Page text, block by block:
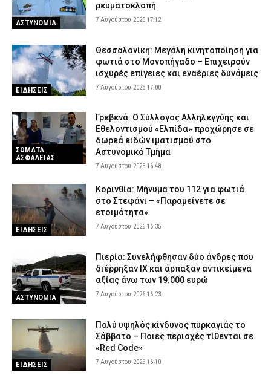
ΑΣΤΥΝΟΜΙΑ
ρευματοκλοπή
7 Αυγούστου 2026 17:12
ΕΙΔΗΣΕΙΣ
Θεσσαλονίκη: Μεγάλη κινητοποίηση για
φωτιά στο Μονοπήγαδο – Επιχειρούν
ισχυρές επίγειες και εναέριες δυνάμεις
7 Αυγούστου 2026 17:00
ΣΩΜΑΤΑ
ΑΣΦΑΛΕΙΑΣ
Γρεβενά: Ο Σύλλογος Αλληλεγγύης και
Εθελοντισμού «Ελπίδα» προχώρησε σε
δωρεά ειδών ιματισμού στο
Αστυνομικό Τμήμα
7 Αυγούστου 2026 16:48
ΕΙΔΗΣΕΙΣ
Κορινθία: Μήνυμα του 112 για φωτιά
στο Στεφάνι – «Παραμείνετε σε
ετοιμότητα»
7 Αυγούστου 2026 16:35
ΑΣΤΥΝΟΜΙΑ
Πιερία: Συνελήφθησαν δύο άνδρες που
διέρρηξαν ΙΧ και άρπαξαν αντικείμενα
αξίας άνω των 19.000 ευρώ
7 Αυγούστου 2026 16:23
ΕΙΔΗΣΕΙΣ
Πολύ υψηλός κίνδυνος πυρκαγιάς το
Σάββατο – Ποιες περιοχές τίθενται σε
«Red Code»
7 Αυγούστου 2026 16:10